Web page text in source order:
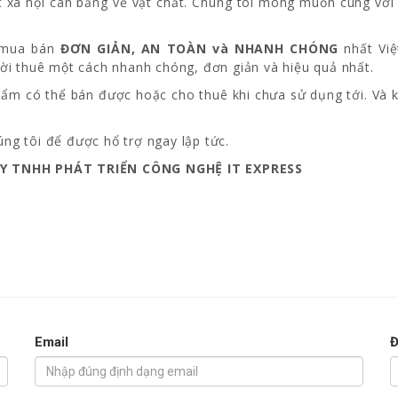
bán ĐƠN GIẢN, AN TOÀN và NHANH CHÓNG nhất
thuê một cách nhanh chóng, đơn giản và hiệu quả nhất.
có thể bán được hoặc cho thuê khi chưa sử dụng tới. Và
tôi để được hổ trợ ngay lập tức.
TNHH PHÁT TRIỂN CÔNG NGHỆ IT EXPRESS
Email